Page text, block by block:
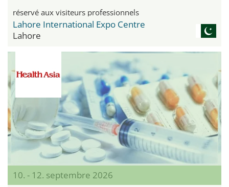
réservé aux visiteurs professionnels
Lahore International Expo Centre
Lahore
10. - 12. septembre 2026